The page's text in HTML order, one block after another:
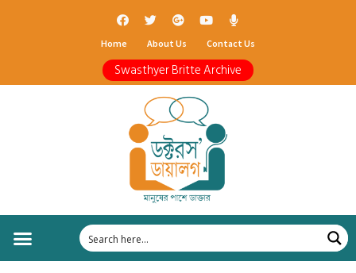
Home About Us Contact Us
Swasthyer Britte Archive